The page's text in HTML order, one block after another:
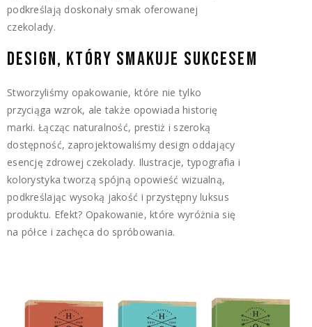
podkreślają doskonały smak oferowanej
czekolady.
DESIGN, KTÓRY SMAKUJE SUKCESEM
Stworzyliśmy opakowanie, które nie tylko
przyciąga wzrok, ale także opowiada historię
marki. Łącząc naturalność, prestiż i szeroką
dostępność, zaprojektowaliśmy design oddający
esencję zdrowej czekolady. Ilustracje, typografia i
kolorystyka tworzą spójną opowieść wizualną,
podkreślając wysoką jakość i przystępny luksus
produktu. Efekt? Opakowanie, które wyróżnia się
na półce i zachęca do spróbowania.